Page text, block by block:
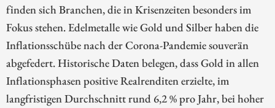
finden sich Branchen, die in Krisenzeiten besonders im
Fokus stehen. Edelmetalle wie Gold und Silber haben die
Inflationsschübe nach der Corona-Pandemie souverän
abgefedert. Historische Daten belegen, dass Gold in allen
Inflationsphasen positive Realrenditen erzielte, im
langfristigen Durchschnitt rund 6,2 % pro Jahr, bei hoher